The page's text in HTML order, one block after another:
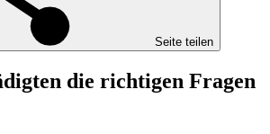
Seite teilen
die richtigen Fragen